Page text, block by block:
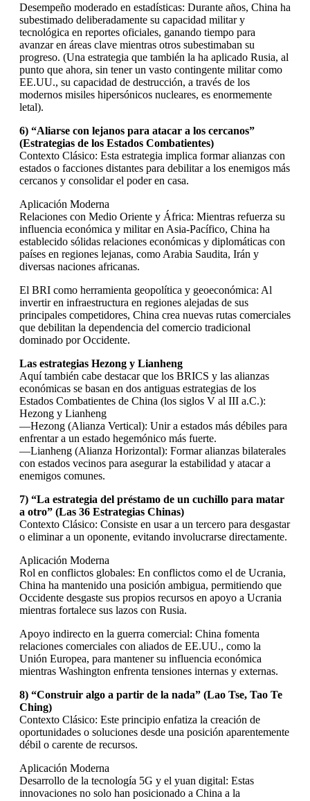
Desempeño moderado en estadísticas: Durante años, China ha
subestimado deliberadamente su capacidad militar y
tecnológica en reportes oficiales, ganando tiempo para
avanzar en áreas clave mientras otros subestimaban su
progreso. (Una estrategia que también la ha aplicado Rusia, al
punto que ahora, sin tener un vasto contingente militar como
EE.UU., su capacidad de destrucción, a través de los
modernos misiles hipersónicos nucleares, es enormemente
letal).
6) “Aliarse con lejanos para atacar a los cercanos”
(Estrategias de los Estados Combatientes)
Contexto Clásico: Esta estrategia implica formar alianzas con
estados o facciones distantes para debilitar a los enemigos más
cercanos y consolidar el poder en casa.
Aplicación Moderna
Relaciones con Medio Oriente y África: Mientras refuerza su
influencia económica y militar en Asia-Pacífico, China ha
establecido sólidas relaciones económicas y diplomáticas con
países en regiones lejanas, como Arabia Saudita, Irán y
diversas naciones africanas.
El BRI como herramienta geopolítica y geoeconómica: Al
invertir en infraestructura en regiones alejadas de sus
principales competidores, China crea nuevas rutas comerciales
que debilitan la dependencia del comercio tradicional
dominado por Occidente.
Las estrategias Hezong y Lianheng
Aquí también cabe destacar que los BRICS y las alianzas
económicas se basan en dos antiguas estrategias de los
Estados Combatientes de China (los siglos V al III a.C.):
Hezong y Lianheng
—Hezong (Alianza Vertical): Unir a estados más débiles para
enfrentar a un estado hegemónico más fuerte.
—Lianheng (Alianza Horizontal): Formar alianzas bilaterales
con estados vecinos para asegurar la estabilidad y atacar a
enemigos comunes.
7) “La estrategia del préstamo de un cuchillo para matar
a otro” (Las 36 Estrategias Chinas)
Contexto Clásico: Consiste en usar a un tercero para desgastar
o eliminar a un oponente, evitando involucrarse directamente.
Aplicación Moderna
Rol en conflictos globales: En conflictos como el de Ucrania,
China ha mantenido una posición ambigua, permitiendo que
Occidente desgaste sus propios recursos en apoyo a Ucrania
mientras fortalece sus lazos con Rusia.
Apoyo indirecto en la guerra comercial: China fomenta
relaciones comerciales con aliados de EE.UU., como la
Unión Europea, para mantener su influencia económica
mientras Washington enfrenta tensiones internas y externas.
8) “Construir algo a partir de la nada” (Lao Tse, Tao Te
Ching)
Contexto Clásico: Este principio enfatiza la creación de
oportunidades o soluciones desde una posición aparentemente
débil o carente de recursos.
Aplicación Moderna
Desarrollo de la tecnología 5G y el yuan digital: Estas
innovaciones no solo han posicionado a China a la